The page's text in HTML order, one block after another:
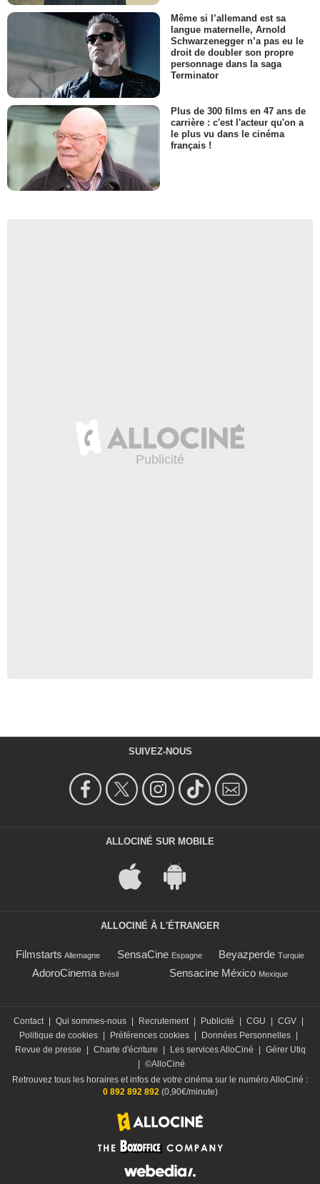
Même si l’allemand est sa
langue maternelle, Arnold
Schwarzenegger n’a pas eu le
droit de doubler son propre
personnage dans la saga
Terminator
Plus de 300 films en 47 ans de
carrière : c'est l'acteur qu'on a
le plus vu dans le cinéma
français !
SUIVEZ-NOUS
ALLOCINÉ SUR MOBILE
ALLOCINÉ À L'ÉTRANGER
Filmstarts Allemagne SensaCine Espagne Beyazperde Turquie
AdoroCinema Brésil Sensacine México Mexique
Contact Qui sommes-nous Recrutement Publicité CGU CGV
Politique de cookies
Préférences cookies Données Personnelles
Revue de presse
Charte d'écriture Les services AlloCiné
Gérer Utiq
©AlloCiné
Retrouvez tous les horaires et infos de votre cinéma sur le numéro AlloCiné :
0 892 892 892(0,90€/minute)